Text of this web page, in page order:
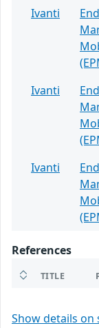
Ivanti
Ivanti
Ivanti
References
TITLE
Show details on